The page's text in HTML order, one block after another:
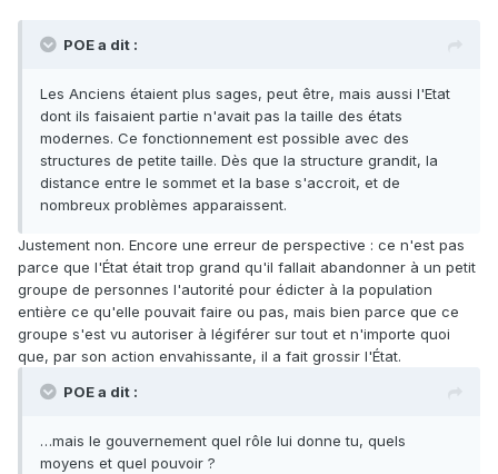
POE a dit :
Les Anciens étaient plus sages, peut être, mais aussi l'Etat
dont ils faisaient partie n'avait pas la taille des états
modernes. Ce fonctionnement est possible avec des
structures de petite taille. Dès que la structure grandit, la
distance entre le sommet et la base s'accroit, et de
nombreux problèmes apparaissent.
Justement non. Encore une erreur de perspective : ce n'est pas
parce que l'État était trop grand qu'il fallait abandonner à un petit
groupe de personnes l'autorité pour édicter à la population
entière ce qu'elle pouvait faire ou pas, mais bien parce que ce
groupe s'est vu autoriser à légiférer sur tout et n'importe quoi
que, par son action envahissante, il a fait grossir l'État.
POE a dit :
…mais le gouvernement quel rôle lui donne tu, quels
moyens et quel pouvoir ?